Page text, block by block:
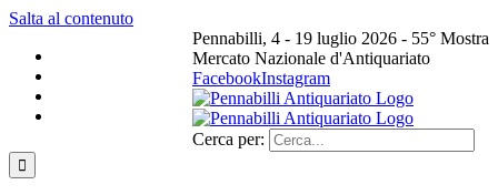
Salta al contenuto
Pennabilli, 4 - 19 luglio 2026 - 55° Mostra
Mercato Nazionale d'Antiquariato
FacebookInstagram
Cerca per: